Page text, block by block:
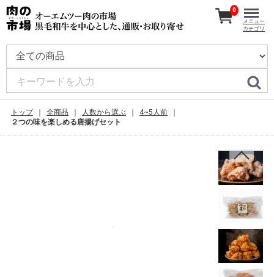
0
メニュー
カテゴリ
トップ 全商品 人数から選ぶ
4~5人前
２つの味を楽しめる唐揚げセット